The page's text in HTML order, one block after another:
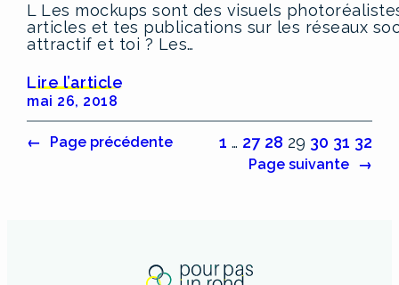
L Les mockups sont des visuels
articles et tes publications sur les réseaux
attractif et toi ? Les…
Lire l’article
mai 26, 2018
← Page précédente 1 … 27 28 29 30 31 32
Page suivante →